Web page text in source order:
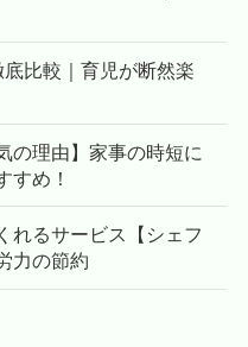
比較｜育児が断然楽
の理由】家事の時短に
すめ！
れるサービス【シェフ
力の節約